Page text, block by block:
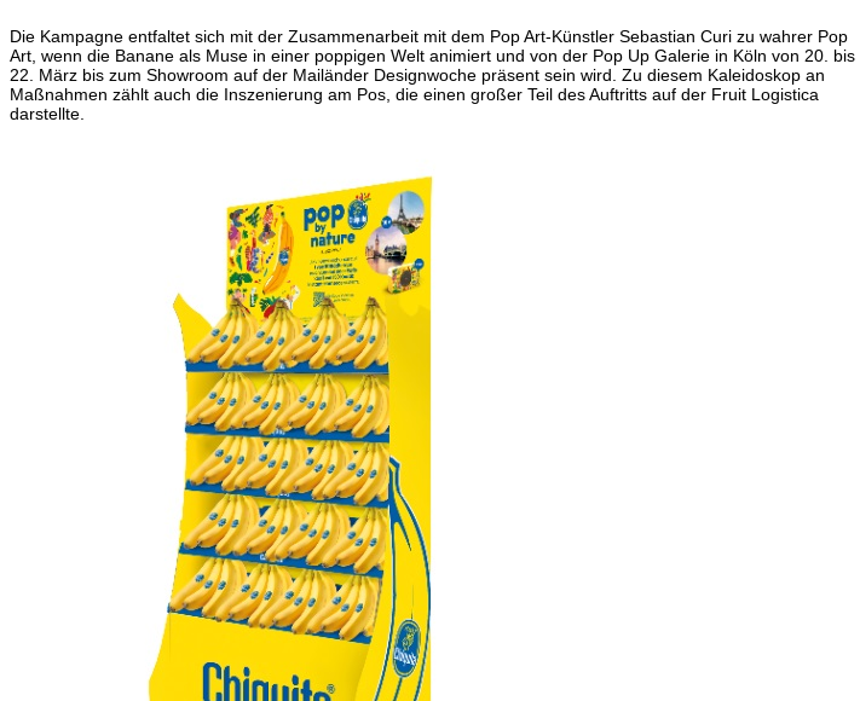
Die Kampagne entfaltet sich mit der Zusammenarbeit mit dem Pop Art-Künstler Sebastian Curi zu wahrer Pop
Art, wenn die Banane als Muse in einer poppigen Welt animiert und von der Pop Up Galerie in Köln von 20. bis
22. März bis zum Showroom auf der Mailänder Designwoche präsent sein wird. Zu diesem Kaleidoskop an
Maßnahmen zählt auch die Inszenierung am Pos, die einen großer Teil des Auftritts auf der Fruit Logistica
darstellte.